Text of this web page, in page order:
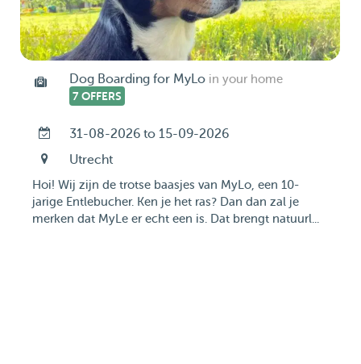
Dog Boarding for MyLo in your home
7 OFFERS
31-08-2026 to 15-09-2026
Utrecht
Hoi! Wij zijn de trotse baasjes van MyLo, een 10-
jarige Entlebucher. Ken je het ras? Dan dan zal je
merken dat MyLe er echt een is. Dat brengt natuurl...